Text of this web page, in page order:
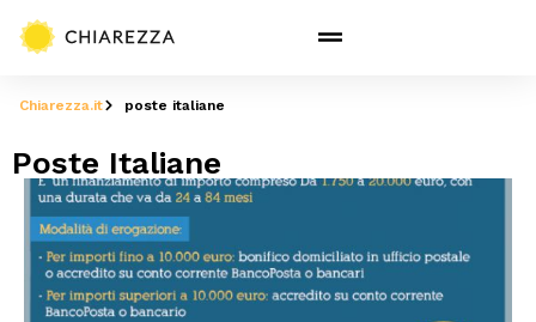
Chiarezza.it poste italiane
Poste Italiane